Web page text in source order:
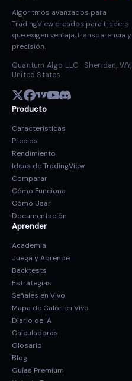
Algoritmos avanzados para
TradingView creados para traders
que exigen ventaja, transparencia y
precisión.
Quantum Algo LLC · Sheridan, WY,
United States
Producto
Características
Precios
Rendimiento
Ideas de TradingView
Comparar
Cómo Funciona
Cómo Usar
Documentación
Aprender
Academia
Juega y Aprende
Backtests
Estrategias
Señales en Vivo
Mapa de Calor en Vivo
Diario de IA
Calculadoras
Glosario
Blog
Guías Premium